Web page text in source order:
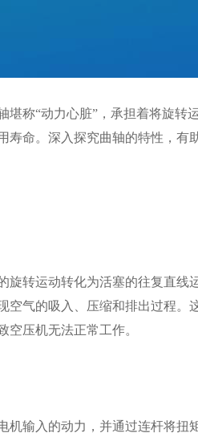
堪称“动力心脏”，承担着将旋转
寿命。深入探究曲轴的特性，有
旋转运动转化为活塞的往复直
空气的吸入、压缩和排出过程。
空压机无法正常工作。
机输入的动力，并通过连杆将